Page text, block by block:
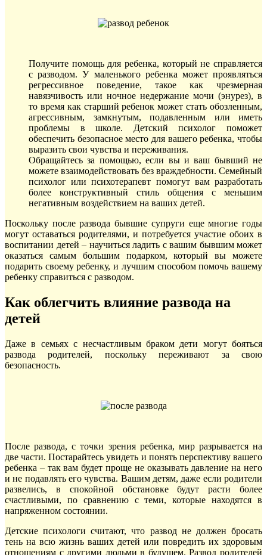
Получите помощь для ребенка, который не справляется
с разводом. У маленького ребенка может проявляться
регрессивное поведение, такое как чрезмерная
навязчивость или ночное недержание мочи (энурез), в
то время как старший ребенок может стать обозленным,
агрессивным, замкнутым, подавленным или иметь
проблемы в школе. Детский психолог поможет
обеспечить безопасное место для вашего ребенка, чтобы
выразить свои чувства и переживания.
Обращайтесь за помощью, если вы и ваш бывший не
можете взаимодействовать без враждебности. Семейный
психолог или психотерапевт помогут вам разработать
более конструктивный стиль общения с меньшим
негативным воздействием на ваших детей.
Поскольку после развода бывшие супруги еще многие годы
могут оставаться родителями, и потребуется участие обоих в
воспитании детей – научиться ладить с вашим бывшим может
оказаться самым большим подарком, который вы можете
подарить своему ребенку, и лучшим способом помочь вашему
ребенку справиться с разводом.
Как облегчить влияние развода на
детей
Даже в семьях с несчастливым браком дети могут бояться
развода родителей, поскольку переживают за свою
безопасность.
После развода, с точки зрения ребенка, мир разрывается на
две части. Постарайтесь увидеть и понять перспективу вашего
ребенка – так вам будет проще не оказывать давление на него
и не подавлять его чувства. Вашим детям, даже если родители
развелись, в спокойной обстановке будут расти более
счастливыми, по сравнению с теми, которые находятся в
напряженном состоянии.
Детские психологи считают, что развод не должен бросать
тень на всю жизнь ваших детей или повредить их здоровым
отношениям с другими людьми в будущем. Развод родителей